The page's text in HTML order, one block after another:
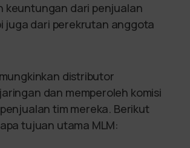
keuntungan dari penjualan
juga dari perekrutan anggota
distributor
dan memperoleh komisi
tim mereka. Berikut
tujuan utama MLM: